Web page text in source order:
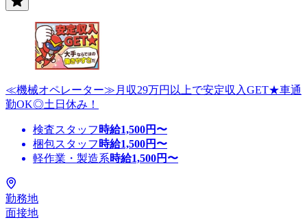
≪機械オペレーター≫月収29万円以上で安定収入GET★車通
勤OK◎土日休み！
検査スタッフ 時給1,500円〜
梱包スタッフ 時給1,500円〜
軽作業・製造系時給1,500円〜
勤務地
面接地